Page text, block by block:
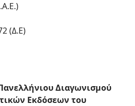
(Δ.Ε)
Διαγωνισμού
Εκδόσεων του